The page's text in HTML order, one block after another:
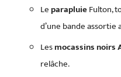
LeparapluieFulton,
d’une bande
Lesmocassins noirs
relâche.